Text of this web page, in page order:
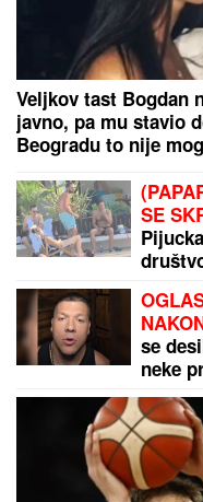
Pavkov:
srcu Beograda
"MOJA LJUBAV
Stanković i dalje
Jeremić, zbog
nije preboleo